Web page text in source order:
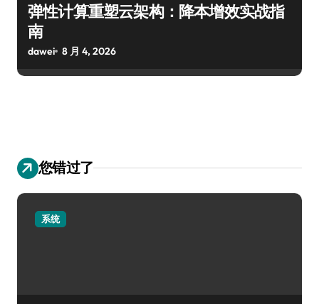
弹性计算重塑云架构：降本增效实战指
南
dawei 8 月 4, 2026
您错过了
系统